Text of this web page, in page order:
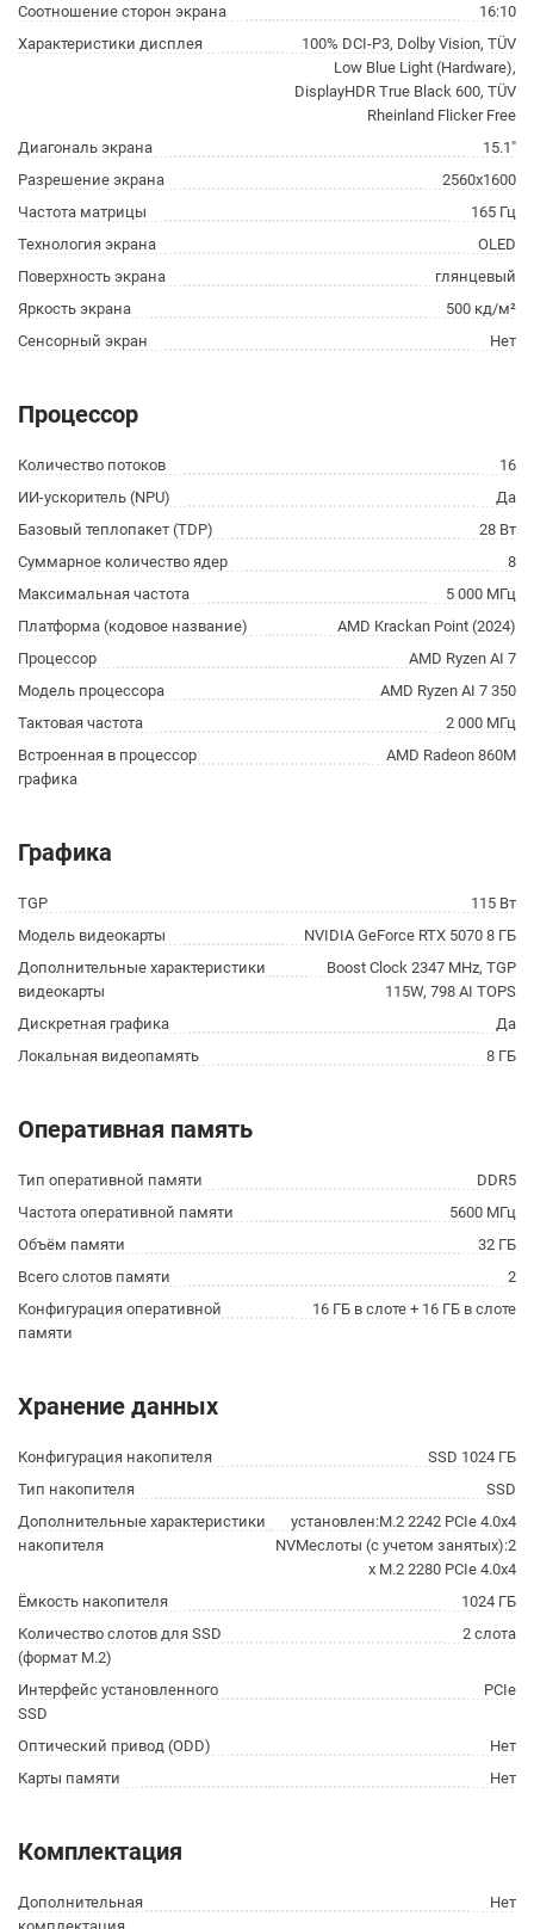
Соотношение сторон экрана
16:10
Характеристики дисплея
100% DCI-P3, Dolby Vision, TÜV
Low Blue Light (Hardware),
DisplayHDR True Black 600, TÜV
Rheinland Flicker Free
Диагональ экрана
15.1"
Разрешение экрана
2560x1600
Частота матрицы
165 Гц
Технология экрана
OLED
Поверхность экрана
глянцевый
Яркость экрана
500 кд/м²
Сенсорный экран
Нет
Процессор
Количество потоков
16
ИИ-ускоритель (NPU)
Да
Базовый теплопакет (TDP)
28 Вт
Суммарное количество ядер
8
Максимальная частота
5 000 МГц
Платформа (кодовое название)
AMD Krackan Point (2024)
Процессор
AMD Ryzen AI 7
Модель процессора
AMD Ryzen AI 7 350
Тактовая частота
2 000 МГц
Встроенная в процессор
графика
AMD Radeon 860M
Графика
TGP
115 Вт
Модель видеокарты
NVIDIA GeForce RTX 5070 8 ГБ
Дополнительные характеристики
видеокарты
Boost Clock 2347 MHz, TGP
115W, 798 AI TOPS
Дискретная графика
Да
Локальная видеопамять
8 ГБ
Оперативная память
Тип оперативной памяти
DDR5
Частота оперативной памяти
5600 МГц
Объём памяти
32 ГБ
Всего слотов памяти
2
Конфигурация оперативной
памяти
16 ГБ в слоте + 16 ГБ в слоте
Хранение данных
Конфигурация накопителя
SSD 1024 ГБ
Тип накопителя
SSD
Дополнительные характеристики
накопителя
установлен:M.2 2242 PCIe 4.0x4
NVMeслоты (с учетом занятых):2
x M.2 2280 PCIe 4.0x4
Ёмкость накопителя
1024 ГБ
Количество слотов для SSD
(формат M.2)
2 слота
Интерфейс установленного
SSD
PCIe
Оптический привод (ODD)
Нет
Карты памяти
Нет
Комплектация
Дополнительная
Нет